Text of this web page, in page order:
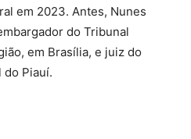
em 2023. Antes, Nunes
do Tribunal
em Brasília, e juiz do
do Piauí.